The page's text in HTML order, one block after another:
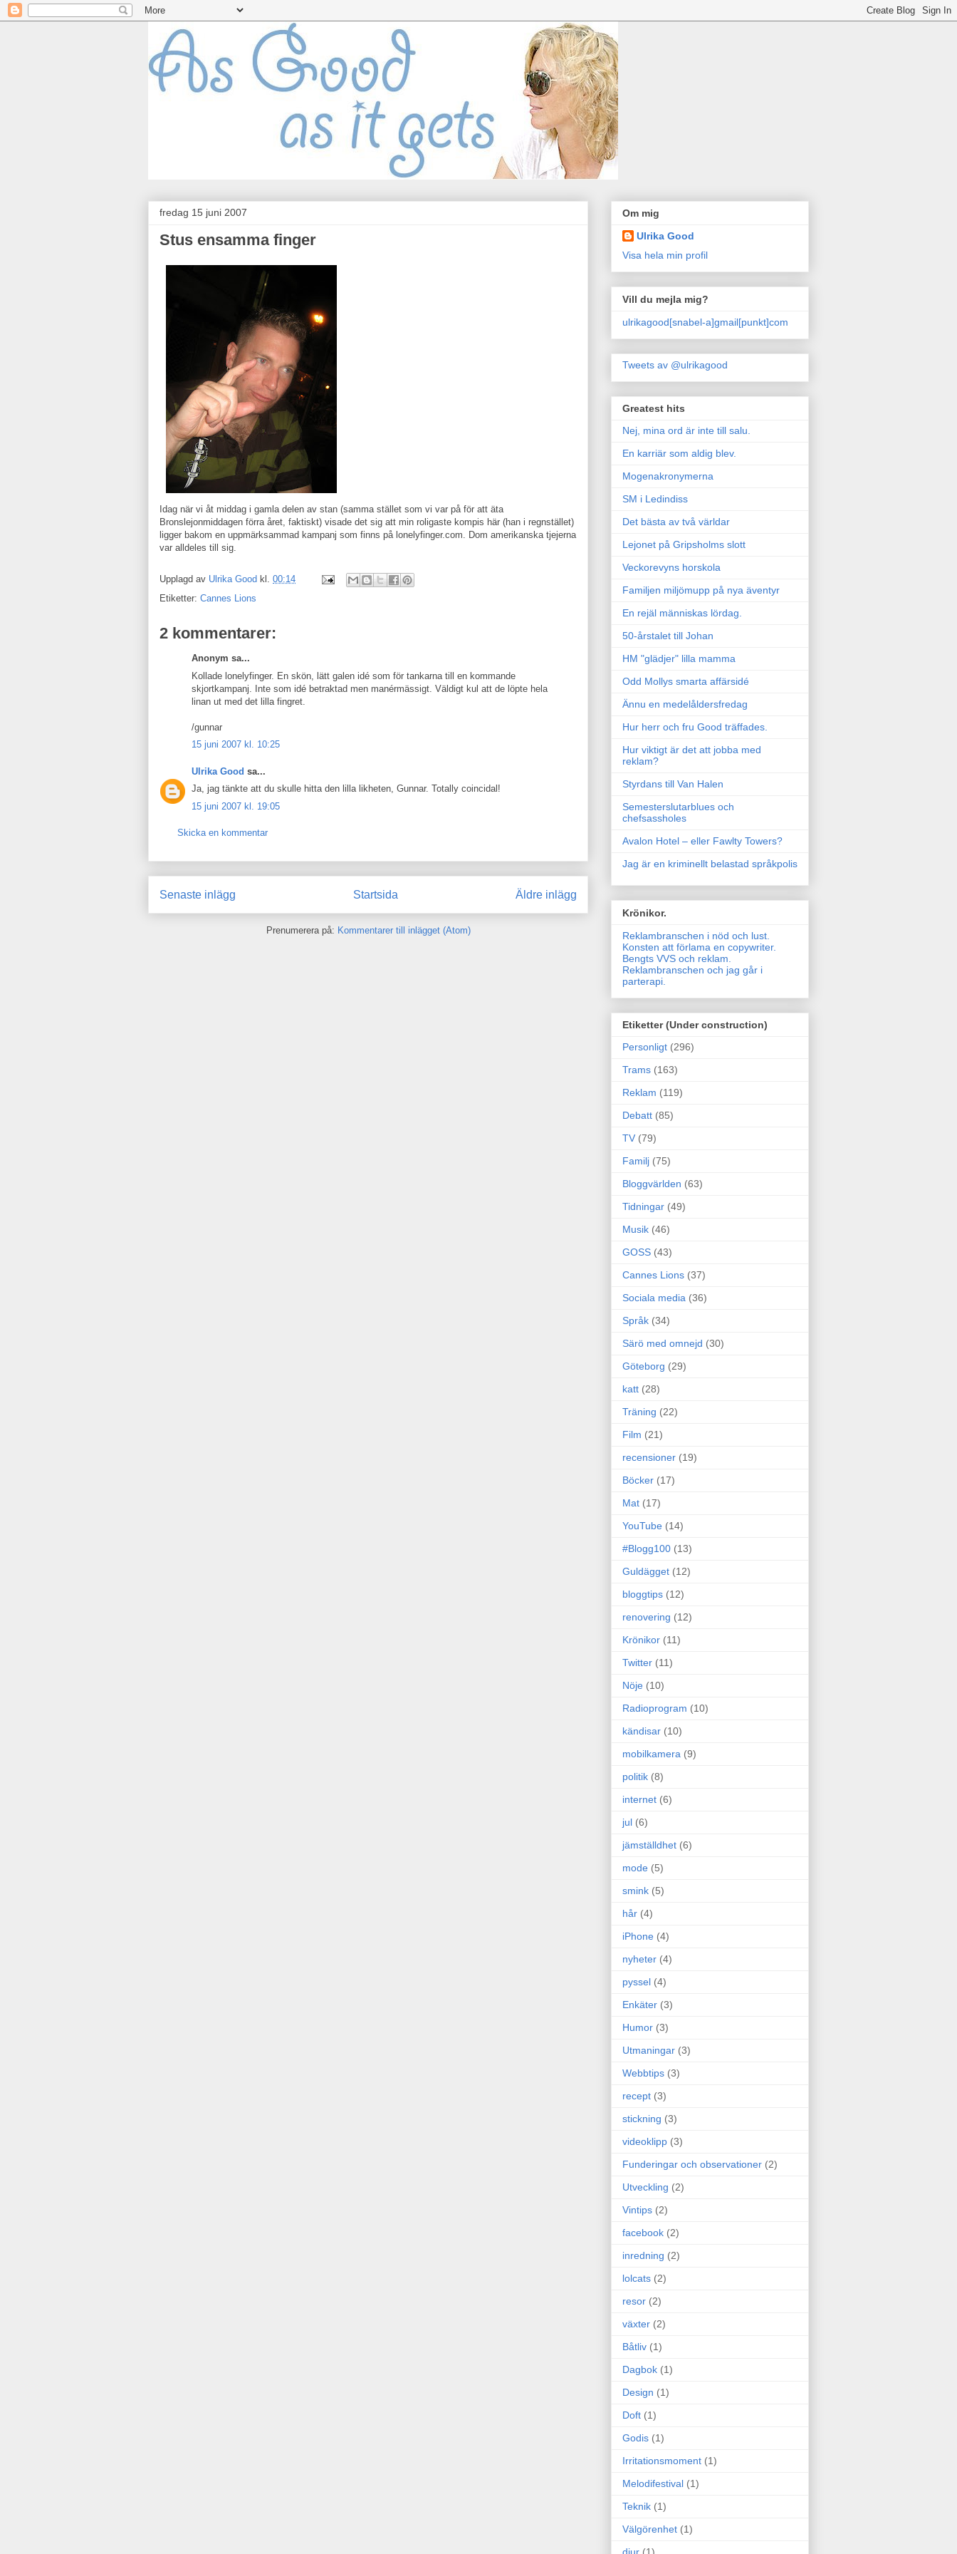
fredag 15 juni 2007
Stus ensamma finger
Idag när vi åt middag i gamla delen av stan (samma stället som vi var på för att äta
Bronslejonmiddagen förra året, faktiskt) visade det sig att min roligaste kompis här (han i regnstället)
ligger bakom en uppmärksammad kampanj som finns på lonelyfinger.com. Dom amerikanska tjejerna
var alldeles till sig.
Upplagd av Ulrika Good kl. 00:14
Etiketter: Cannes Lions
2 kommentarer:
Anonym sa...
Kollade lonelyfinger. En skön, lätt galen idé som för tankarna till en kommande
skjortkampanj. Inte som idé betraktad men manérmässigt. Väldigt kul att de löpte hela
linan ut med det lilla fingret.
/gunnar
15 juni 2007 kl. 10:25
Ulrika Good sa...
Ja, jag tänkte att du skulle hitta den lilla likheten, Gunnar. Totally coincidal!
15 juni 2007 kl. 19:05
Skicka en kommentar
Senaste inlägg Äldre inlägg
Startsida
Prenumerera på: Kommentarer till inlägget (Atom)
Om mig
Ulrika Good
Visa hela min profil
Vill du mejla mig?
ulrikagood[snabel-a]gmail[punkt]com
Tweets av @ulrikagood
Greatest hits
Nej, mina ord är inte till salu.
En karriär som aldig blev.
Mogenakronymerna
SM i Ledindiss
Det bästa av två världar
Lejonet på Gripsholms slott
Veckorevyns horskola
Familjen miljömupp på nya äventyr
En rejäl människas lördag.
50-årstalet till Johan
HM "glädjer" lilla mamma
Odd Mollys smarta affärsidé
Ännu en medelåldersfredag
Hur herr och fru Good träffades.
Hur viktigt är det att jobba med
reklam?
Styrdans till Van Halen
Semesterslutarblues och
chefsassholes
Avalon Hotel – eller Fawlty Towers?
Jag är en kriminellt belastad språkpolis
Krönikor.
Reklambranschen i nöd och lust.
Konsten att förlama en copywriter.
Bengts VVS och reklam.
Reklambranschen och jag går i
parterapi.
Etiketter (Under construction)
Personligt (296)
Trams (163)
Reklam (119)
Debatt (85)
TV (79)
Familj (75)
Bloggvärlden (63)
Tidningar (49)
Musik (46)
GOSS (43)
Cannes Lions (37)
Sociala media (36)
Språk (34)
Särö med omnejd (30)
Göteborg (29)
katt (28)
Träning (22)
Film (21)
recensioner (19)
Böcker (17)
Mat (17)
YouTube (14)
#Blogg100 (13)
Guldägget (12)
bloggtips (12)
renovering (12)
Krönikor (11)
Twitter (11)
Nöje (10)
Radioprogram (10)
kändisar (10)
mobilkamera (9)
politik (8)
internet (6)
jul (6)
jämställdhet (6)
mode (5)
smink (5)
hår (4)
iPhone (4)
nyheter (4)
pyssel (4)
Enkäter (3)
Humor (3)
Utmaningar (3)
Webbtips (3)
recept (3)
stickning (3)
videoklipp (3)
Funderingar och observationer (2)
Utveckling (2)
Vintips (2)
facebook (2)
inredning (2)
lolcats (2)
resor (2)
växter (2)
Båtliv (1)
Dagbok (1)
Design (1)
Doft (1)
Godis (1)
Irritationsmoment (1)
Melodifestival (1)
Teknik (1)
Välgörenhet (1)